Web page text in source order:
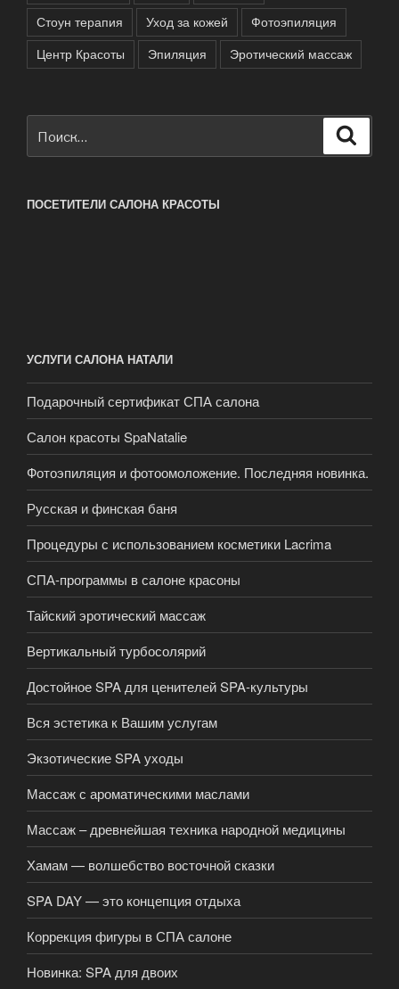
Стоун терапия
Уход за кожей
Фотоэпиляция
Центр Красоты
Эпиляция Эротический массаж
ПОСЕТИТЕЛИ САЛОНА КРАСОТЫ
УСЛУГИ САЛОНА НАТАЛИ
Подарочный сертификат СПА салона
Салон красоты SpaNatalie
Фотоэпиляция и фотоомоложение. Последняя новинка.
Русская и финская баня
Процедуры с использованием косметики Lacrima
СПА-программы в салоне красоны
Тайский эротический массаж
Вертикальный турбосолярий
Достойное SPA для ценителей SPA-культуры
Вся эстетика к Вашим услугам
Экзотические SPA уходы
Массаж с ароматическими маслами
Массаж – древнейшая техника народной медицины
Хамам — волшебство восточной сказки
SPA DAY — это концепция отдыха
Коррекция фигуры в СПА салоне
Новинка: SPA для двоих